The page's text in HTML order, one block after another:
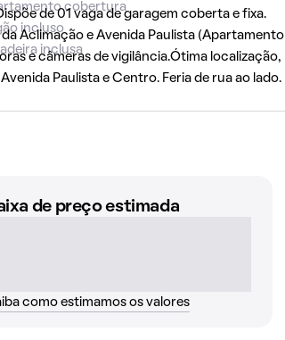
de 01 vaga de garagem coberta e fixa.
Aclimação e Avenida Paulista (Apartamento
e câmeras de vigilância.Ótima localização,
Paulista e Centro. Feria de rua ao lado.
cobertura
incluso
inclusa
de preço estimada
como estimamos os valores